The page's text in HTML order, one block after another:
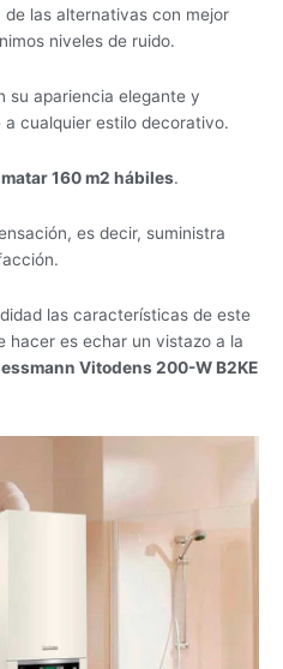
las alternativas con mejor
niveles de ruido.
su apariencia elegante y
cualquier estilo decorativo.
160 m2 hábiles.
es decir, suministra
las características de este
hacer es echar un vistazo a la
Vitodens 200-W B2KE